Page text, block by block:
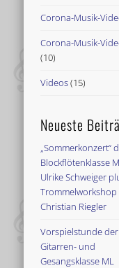
Corona-Musik-
Corona-Musik-
(10)
Videos(15)
Neueste
„Sommerkonzert“
Blockflötenklasse
Ulrike Schweiger
Trommelworkshop
Christian Riegler
Vorspielstunde der
Gitarren- und
Gesangsklasse ML